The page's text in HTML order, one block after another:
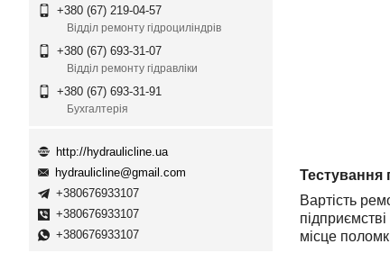
Тестування
Вартість
місце
+380 (67) 219-04-57
Відділ ремонту гідроциліндрів
+380 (67) 693-31-07
Відділ ремонту гідравліки
+380 (67) 693-31-91
Бухгалтерія
http://hydraulicline.ua
hydraulicline@gmail.com
+380676933107
+380676933107
+380676933107